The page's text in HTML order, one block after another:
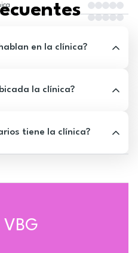
en la clínica?
la clínica?
tiene la clínica?
VBG